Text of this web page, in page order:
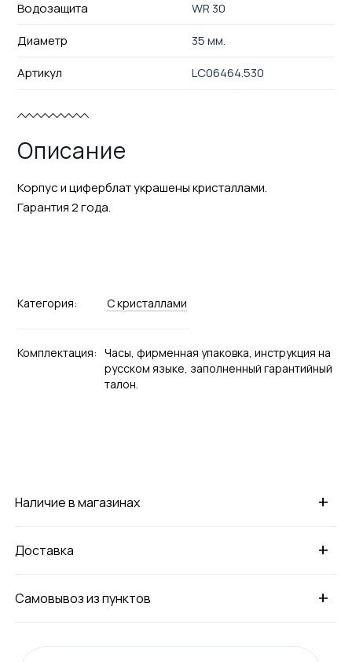
Водозащита
WR 30
Диаметр
35 мм.
Артикул
LC06464.530
Описание
Корпус и циферблат украшены кристаллами.
Гарантия 2 года.
Категория: С кристаллами
Комплектация: Часы, фирменная упаковка, инструкция на
русском языке, заполненный гарантийный
талон.
+
Наличие в магазинах
+
Доставка
+
Самовывоз из пунктов